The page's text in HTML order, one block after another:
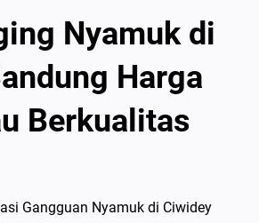
Nyamuk di
Harga
Berkualitas
Gangguan Nyamuk di Ciwidey